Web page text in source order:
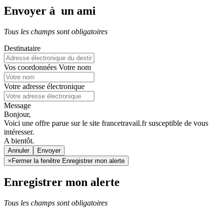
Envoyer à un ami
Tous les champs sont obligatoires
Destinataire
Vos coordonnées Votre nom
Votre adresse électronique
Message
Bonjour,
Voici une offre parue sur le site francetravail.fr susceptible de vous
intéresser.
A bientôt.
Annuler
× Fermer la fenêtre Enregistrer mon alerte
Enregistrer mon alerte
Tous les champs sont obligatoires